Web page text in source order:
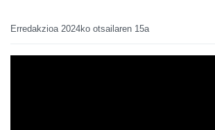
Erredakzioa 2024ko otsailaren 15a